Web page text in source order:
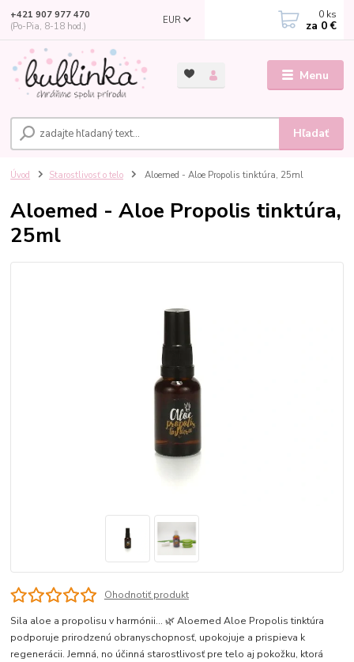
Menu
EUR
Hľadať
+421 907 977 470
(Po-Pia, 8-18 hod.)
0 ks
za 0 €
Úvod Starostlivosť o telo Aloemed - Aloe Propolis tinktúra, 25ml
Aloemed - Aloe Propolis tinktúra,
25ml
Ohodnotiť produkt
Sila aloe a propolisu v harmónii… 🌿 Aloemed Aloe Propolis tinktúra
podporuje prirodzenú obranyschopnosť, upokojuje a prispieva k
regenerácii. Jemná, no účinná starostlivosť pre telo aj pokožku, ktorá